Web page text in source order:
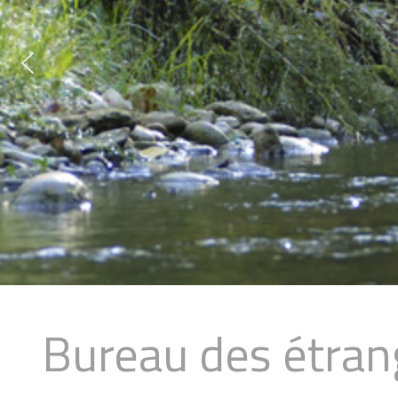
Bureau des
Sign in with a passkey
Connexion